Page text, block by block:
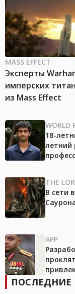
MASS EFFECT
Эксперты
имперских
из Mass Effect
WORLD
18-
летний
THE
В сети
APP